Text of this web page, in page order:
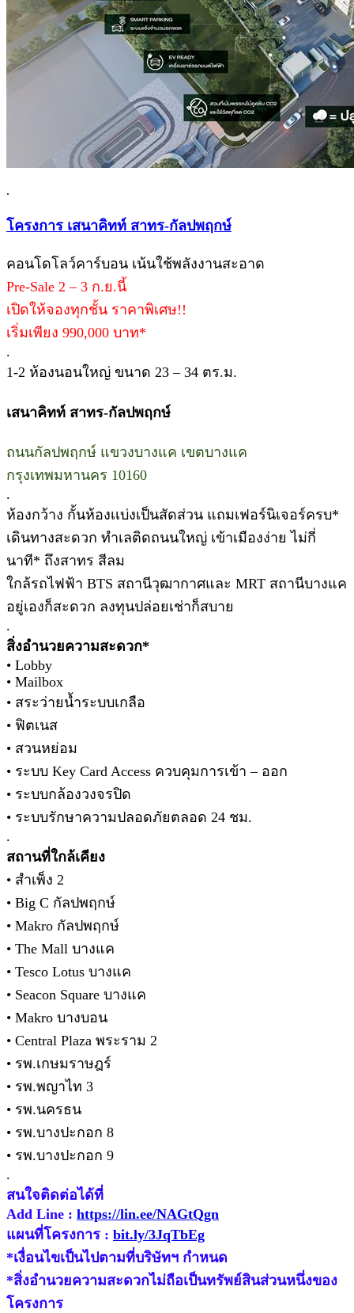
.
โครงการ เสนาคิทท์ สาทร-กัลปพฤกษ์
คอนโดโลว์คาร์บอน เน้นใช้พลังงานสะอาด
Pre-Sale 2 – 3 ก.ย.นี้
เปิดให้จองทุกชั้น ราคาพิเศษ!!
เริ่มเพียง 990,000 บาท*
.
1-2 ห้องนอนใหญ่ ขนาด 23 – 34 ตร.ม.
เสนาคิทท์ สาทร-กัลปพฤกษ์
ถนนกัลปพฤกษ์ แขวงบางแค เขตบางแค
กรุงเทพมหานคร 10160
.
ห้องกว้าง กั้นห้องเเบ่งเป็นสัดส่วน แถมเฟอร์นิเจอร์ครบ*
เดินทางสะดวก ทำเลติดถนนใหญ่ เข้าเมืองง่าย ไม่กี่
นาที* ถึงสาทร สีลม
ใกล้รถไฟฟ้า BTS สถานีวุฒากาศและ MRT สถานีบางแค
อยู่เองก็สะดวก ลงทุนปล่อยเช่าก็สบาย
.
สิ่งอำนวยความสะดวก*
• Lobby
• Mailbox
• สระว่ายน้ำระบบเกลือ
• ฟิตเนส
• สวนหย่อม
• ระบบ Key Card Access ควบคุมการเข้า – ออก
• ระบบกล้องวงจรปิด
• ระบบรักษาความปลอดภัยตลอด 24 ชม.
.
สถานที่ใกล้เคียง
• สำเพ็ง 2
• Big C กัลปพฤกษ์
• Makro กัลปพฤกษ์
• The Mall บางแค
• Tesco Lotus บางแค
• Seacon Square บางแค
• Makro บางบอน
• Central Plaza พระราม 2
• รพ.เกษมราษฎร์
• รพ.พญาไท 3
• รพ.นครธน
• รพ.บางปะกอก 8
• รพ.บางปะกอก 9
.
สนใจติดต่อได้ที่
Add Line : https://lin.ee/NAGtQgn
แผนที่โครงการ : bit.ly/3JqTbEg
*เงื่อนไขเป็นไปตามที่บริษัทฯ กำหนด
*สิ่งอำนวยความสะดวกไม่ถือเป็นทรัพย์สินส่วนหนึ่งของ
โครงการ